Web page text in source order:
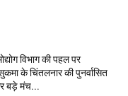
विभाग की पहल पर
के चिंतलनार की पुनर्वासित
बड़े मंच...